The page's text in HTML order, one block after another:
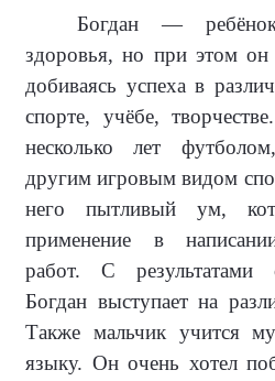
Богдан —
здоровья, но при этом он
добиваясь успеха в
спорте, учёбе,
несколько лет
другим игровым видом
него пытливый ум,
применение в написании
работ. С результатами
Богдан выступает на
Также мальчик учится
языку. Он очень хотел